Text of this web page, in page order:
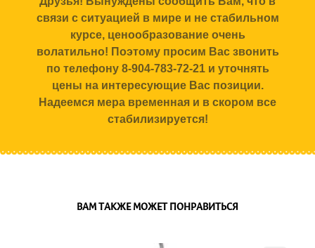
связи с ситуацией в мире и не стабильном
курсе, ценообразование очень
волатильно! Поэтому просим Вас звонить
по телефону 8-904-783-72-21 и уточнять
цены на интересующие Вас позиции.
Надеемся мера временная и в скором все
стабилизируется!
ВАМ ТАКЖЕ МОЖЕТ ПОНРАВИТЬСЯ